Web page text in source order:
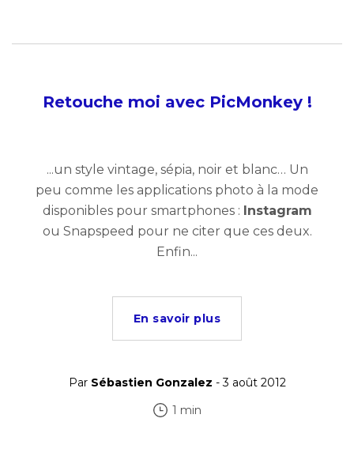
Retouche moi avec PicMonkey !
...un style vintage, sépia, noir et blanc… Un
peu comme les applications photo à la mode
disponibles pour smartphones : Instagram
ou Snapspeed pour ne citer que ces deux.
Enfin...
En savoir plus
Par Sébastien Gonzalez - 3 août 2012
1 min